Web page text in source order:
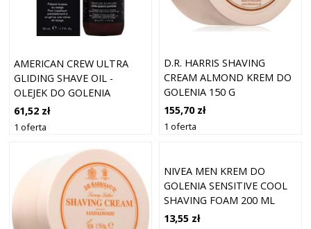
AMERICAN CREW ULTRA
GLIDING SHAVE OIL -
OLEJEK DO GOLENIA
ZMIĘKCZAJĄCY ZAROST,
50ML
61,52 zł
1 oferta
D.R. HARRIS SHAVING
CREAM ALMOND KREM DO
GOLENIA 150 G
155,70 zł
1 oferta
NIVEA MEN KREM DO
GOLENIA SENSITIVE COOL
SHAVING FOAM 200 ML
13,55 zł